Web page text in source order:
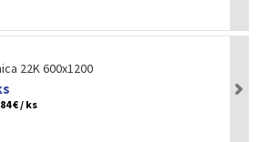
22K 600x1200
€ / ks